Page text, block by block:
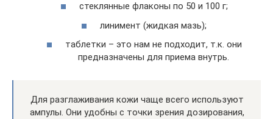
стеклянные флаконы по 50 и 100 г;
линимент (жидкая мазь);
таблетки – это нам не подходит, т.к. они
предназначены для приема внутрь.
Для разглаживания кожи чаще всего используют
ампулы. Они удобны с точки зрения дозирования,